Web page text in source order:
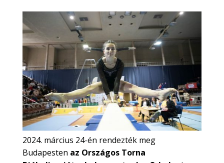
2024. március 24-én rendezték meg
Budapesten az Országos Torna